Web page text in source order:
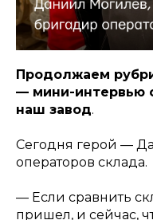
Продолжаем
— мини-интервью
наш завод.
Сегодня герой —
операторов склада.
— Если сравнить
пришел, и сейчас,